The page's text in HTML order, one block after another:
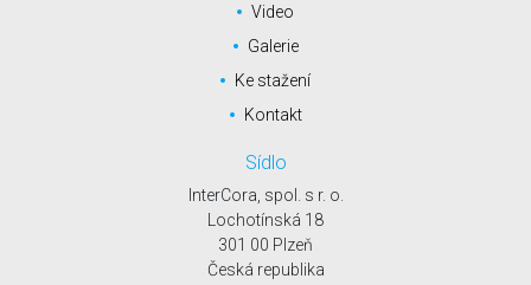
Video
Galerie
Ke stažení
Kontakt
Sídlo
InterCora, spol. s r. o.
Lochotínská 18
301 00 Plzeň
Česká republika